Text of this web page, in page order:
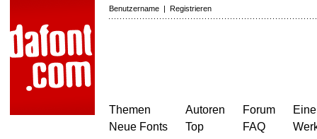
Benutzername | Registrieren
Themen
Neue Fonts
Autoren
Top
Forum
FAQ